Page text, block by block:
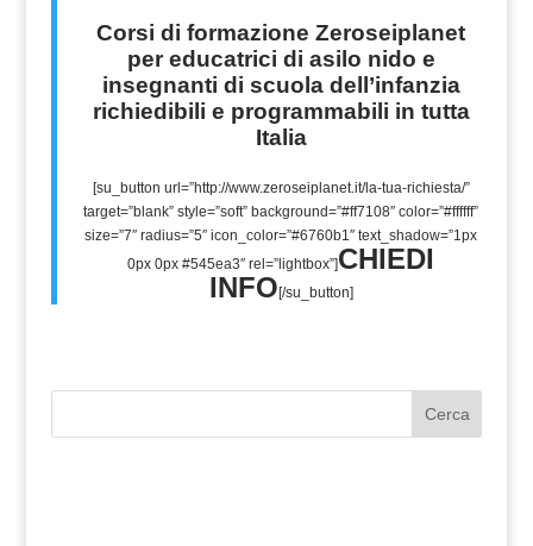
Corsi di formazione Zeroseiplanet
per educatrici di asilo nido e
insegnanti di scuola dell’infanzia
richiedibili e programmabili in tutta
Italia
[su_button url=”http://www.zeroseiplanet.it/la-tua-richiesta/”
target=”blank” style=”soft” background=”#ff7108″ color=”#ffffff”
size=”7″ radius=”5″ icon_color=”#6760b1″ text_shadow=”1px
0px 0px #545ea3″ rel=”lightbox”]CHIEDI
INFO[/su_button]
Cerca